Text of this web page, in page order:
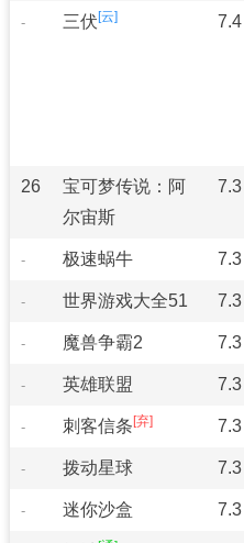
- 三伏 7.4
26
宝可梦传说：阿
尔宙斯
7.3
- 极速蜗牛 7.3
- 世界游戏大全51 7.3
- 魔兽争霸2 7.3
- 英雄联盟 7.3
- 刺客信条 7.3
- 拨动星球 7.3
- 迷你沙盒 7.3